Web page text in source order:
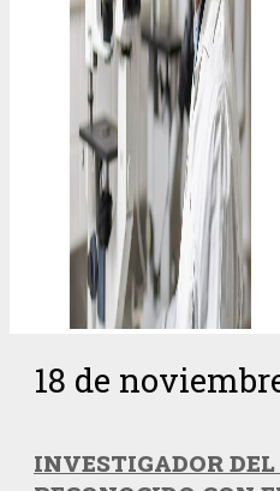
18 de
INVESTIGADOR